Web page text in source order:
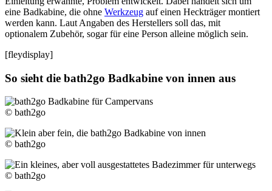
eine Badkabine, die ohne Werkzeug auf einen Heckträger montiert
werden kann. Laut Angaben des Herstellers soll das, mit
optionalem Zubehör, sogar für eine Person alleine möglich sein.
[fleydisplay]
So sieht die bath2go Badkabine von innen aus
© bath2go
© bath2go
© bath2go